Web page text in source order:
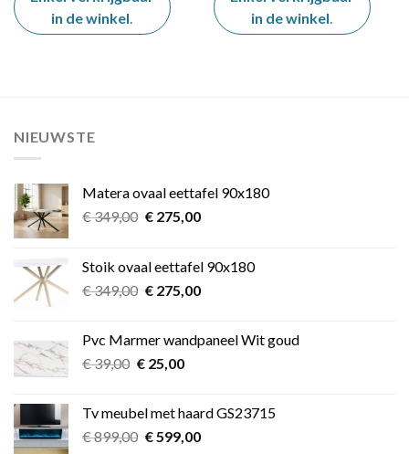
in de winkel.
in de winkel.
NIEUWSTE
Matera ovaal eettafel 90x180
€349,00 Oorspronkelijke
€ 349,00.
€275,00Huidige
€ 275,00.
Stoik ovaal eettafel 90x180
€349,00 Oorspronkelijke
€ 349,00.
€275,00Huidige
€ 275,00.
Pvc Marmer wandpaneel Wit goud
€39,00 Oorspronkelijke
€ 39,00.
€25,00Huidige
€ 25,00.
Tv meubel met haard GS23715
€899,00 Oorspronkelijke
€599,00Huidige